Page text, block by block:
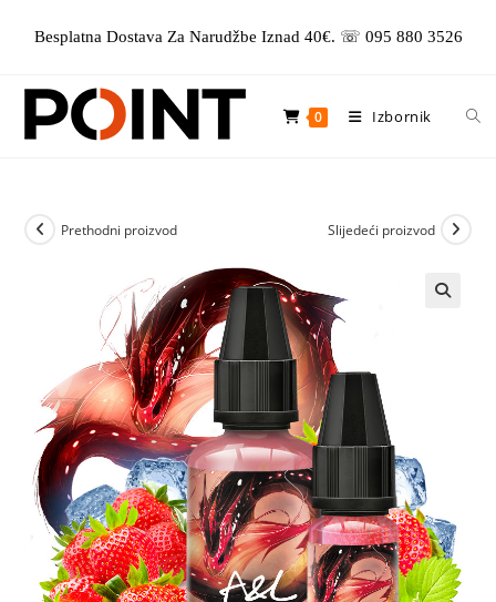
Besplatna Dostava Za Narudžbe Iznad 40€. ☏ 095 880 3526
0 Izbornik
Prethodni proizvod Slijedeći proizvod